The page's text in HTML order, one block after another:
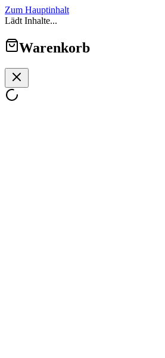
Zum Hauptinhalt
Lädt Inhalte...
Warenkorb